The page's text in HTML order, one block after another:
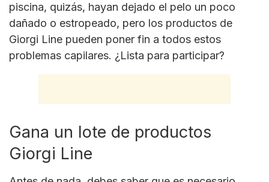
piscina, quizás, hayan dejado el pelo un poco
dañado o estropeado, pero los productos de
Giorgi Line pueden poner fin a todos estos
problemas capilares. ¿Lista para participar?
Gana un lote de productos
Giorgi Line